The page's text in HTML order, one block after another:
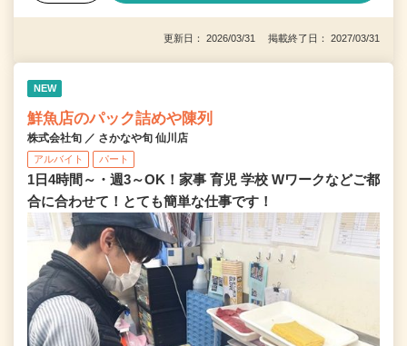
更新日： 2026/03/31 掲載終了日： 2027/03/31
NEW
鮮魚店のパック詰めや陳列
株式会社旬 ／ さかなや旬 仙川店
アルバイト パート
1日4時間～・週3～OK！家事 育児 学校 Wワークなどご都
合に合わせて！とても簡単な仕事です！